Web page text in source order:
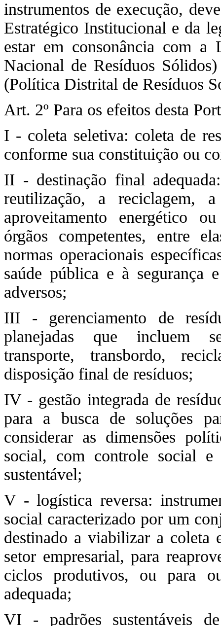
instrumentos de execução,
Estratégico Institucional e da
estar em consonância com a
Nacional de Resíduos
(Política Distrital de Resíduos
Art. 2º Para os efeitos desta
I - coleta seletiva: coleta de
conforme sua constituição ou
II - destinação final
reutilização, a reciclagem,
aproveitamento energético
órgãos competentes, entre
normas operacionais
saúde pública e à segurança
adversos;
III - gerenciamento de
planejadas que incluem
transporte, transbordo,
disposição final de resíduos;
IV - gestão integrada de
para a busca de soluções
considerar as dimensões
social, com controle social e
sustentável;
V - logística reversa:
social caracterizado por um
destinado a viabilizar a coleta
setor empresarial, para
ciclos produtivos, ou para
adequada;
VI - padrões sustentáveis